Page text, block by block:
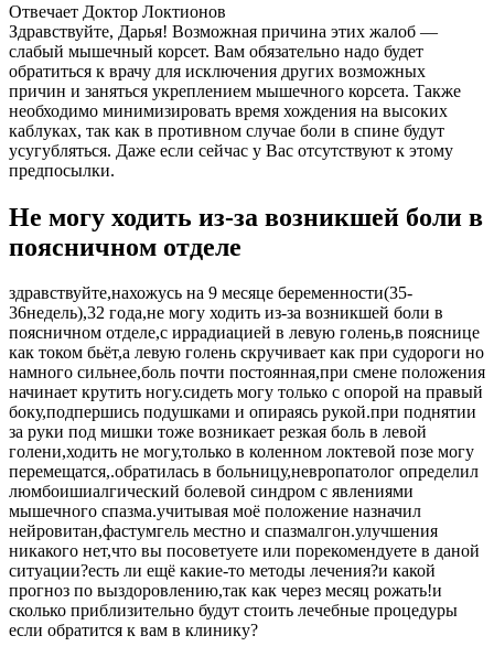
Отвечает Доктор Локтионов
Здравствуйте, Дарья! Возможная причина этих жалоб —
слабый мышечный корсет. Вам обязательно надо будет
обратиться к врачу для исключения других возможных
причин и заняться укреплением мышечного корсета. Также
необходимо минимизировать время хождения на высоких
каблуках, так как в противном случае боли в спине будут
усугубляться. Даже если сейчас у Вас отсутствуют к этому
предпосылки.
Не могу ходить из-за возникшей боли в
поясничном отделе
здравствуйте,нахожусь на 9 месяце беременности(35-
36недель),32 года,не могу ходить из-за возникшей боли в
поясничном отделе,с иррадиацией в левую голень,в пояснице
как током бьёт,а левую голень скручивает как при судороги но
намного сильнее,боль почти постоянная,при смене положения
начинает крутить ногу.сидеть могу только с опорой на правый
боку,подпершись подушками и опираясь рукой.при поднятии
за руки под мишки тоже возникает резкая боль в левой
голени,ходить не могу,только в коленном локтевой позе могу
перемещатся,.обратилась в больницу,невропатолог определил
люмбоишиалгический болевой синдром с явлениями
мышечного спазма.учитывая моё положение назначил
нейровитан,фастумгель местно и спазмалгон.улучшения
никакого нет,что вы посоветуете или порекомендуете в даной
ситуации?есть ли ещё какие-то методы лечения?и какой
прогноз по выздоровлению,так как через месяц рожать!и
сколько приблизительно будут стоить лечебные процедуры
если обратится к вам в клинику?